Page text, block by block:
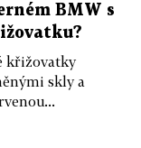
BMW s
křižovatky
skly a